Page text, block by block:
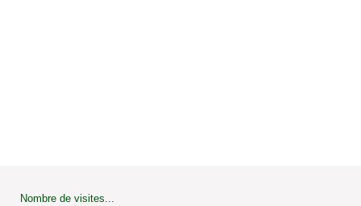
Nombre de visites...